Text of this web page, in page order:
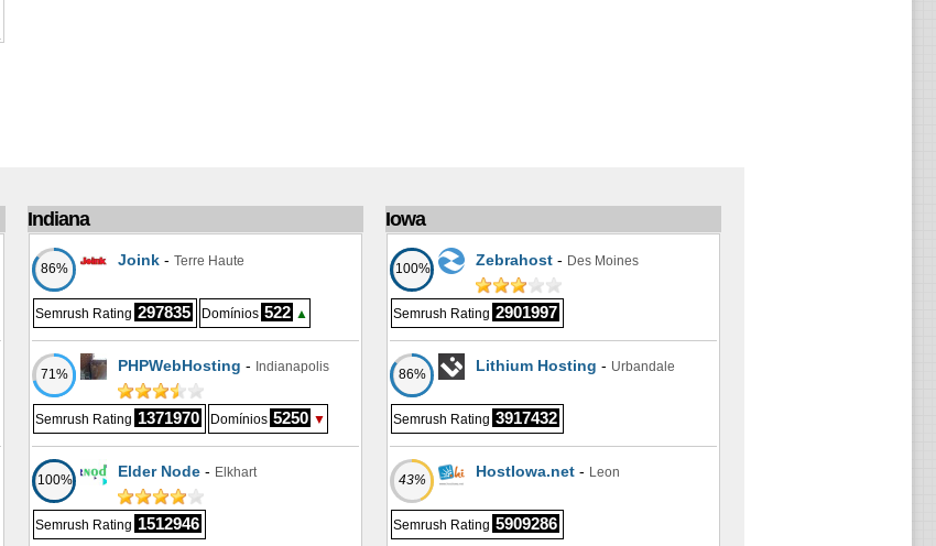
Indiana
86% Joink -Terre Haute
Semrush Rating 297835 Domínios 522 ▲
71% PHPWebHosting - Indianapolis
Semrush Rating 1371970 Domínios 5250 ▼
100% Elder Node - Elkhart
Semrush Rating 1512946
Iowa
100% Zebrahost - Des Moines
Semrush Rating 2901997
86% Lithium Hosting - Urbandale
Semrush Rating 3917432
43% HostIowa.net - Leon
Semrush Rating 5909286